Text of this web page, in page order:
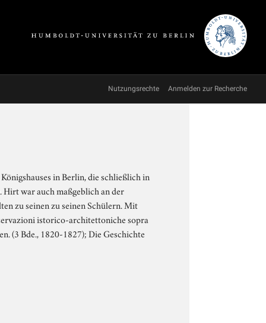
Nutzungsrechte Anmelden zur Recherche
in Berlin, die schließlich in
war auch maßgeblich an der
zu seinen zu seinen Schülern. Mit
istorico-architettoniche sopra
(3 Bde., 1820-1827); Die Geschichte